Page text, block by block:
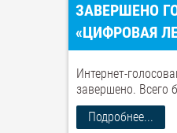
ЗАВЕРШЕНО
«ЦИФРОВАЯ
Интернет-
завершено. Всего
Подробнее...